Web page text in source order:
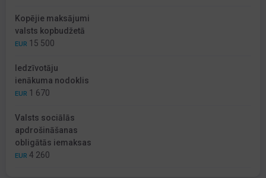
Kopējie maksājumi
valsts kopbudžetā
EUR 15 500
Iedzīvotāju
ienākuma nodoklis
EUR 1 670
Valsts sociālās
apdrošināšanas
obligātās iemaksas
EUR 4 260